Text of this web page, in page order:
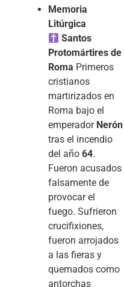
Memoria
Litúrgica
Santos
Protomártires de
Roma Primeros
cristianos
martirizados en
Roma bajo el
emperador Nerón
tras el incendio
del año 64.
Fueron acusados
falsamente de
provocar el
fuego. Sufrieron
crucifixiones,
fueron arrojados
a las fieras y
quemados como
antorchas